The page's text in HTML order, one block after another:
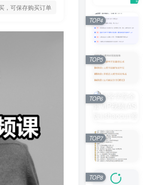
，可保存购买订单
TOP4
TOP5
TOP6
TOP7
TOP8